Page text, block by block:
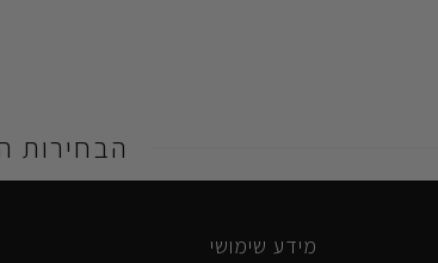
הבחירות
מידע שימושי